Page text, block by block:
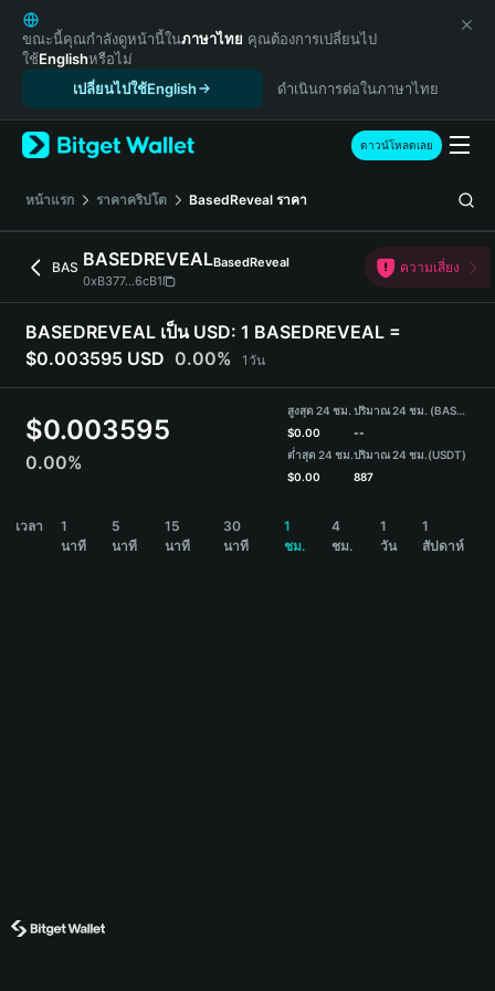
English
日本語
Tiếng Việt
Español (Latinoamérica)
Türkçe
Français
Deutsch
繁體中文
Português (Portugal)
Bahasa Indonesia
ภาษาไทย
हिन्दी
Español
Português (Brasil)
ขณะนี้คุณกำลังดูหน้านี้ในภาษาไทย คุณต้องการเปลี่ยนไป
ใช้Englishหรือไม่
เปลี่ยนไปใช้English
ดำเนินการต่อในภาษาไทย
ดาวน์โหลดเลย
หน้าแรก ราคาคริปโต BasedReveal ราคา
BAS BASEDREVEALBasedReveal
0xB377...6cB1
ความเสี่ยง
BASEDREVEAL เป็น USD: 1 BASEDREVEAL =
$0.003595 USD 0.00% 1วัน
$0.003595
0.00%
สูงสุด 24 ชม.
$0.00
ต่ำสุด 24 ชม.
$0.00
ปริมาณ 24 ชม. (BASEDREVEAL)
--
ปริมาณ 24 ชม.(USDT)
887
เวลา
1
นาที
5
นาที
15
นาที
30
นาที
1
ชม.
4
ชม.
1
วัน
1
สัปดาห์